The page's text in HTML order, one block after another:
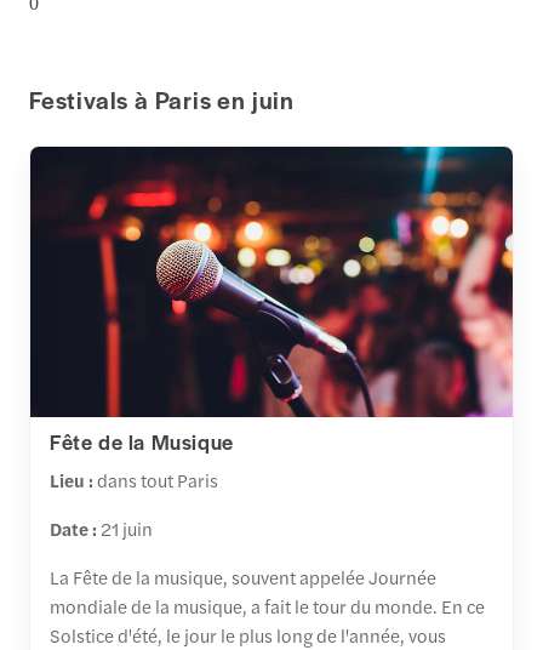
Festivals à Paris en juin
Fête de la Musique
Lieu :dans tout Paris
Date : 21 juin
La Fête de la musique, souvent appelée Journée
mondiale de la musique, a fait le tour du monde. En ce
Solstice d'été, le jour le plus long de l'année, vous